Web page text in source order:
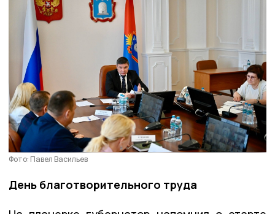
Фото: Павел Васильев
День благотворительного труда